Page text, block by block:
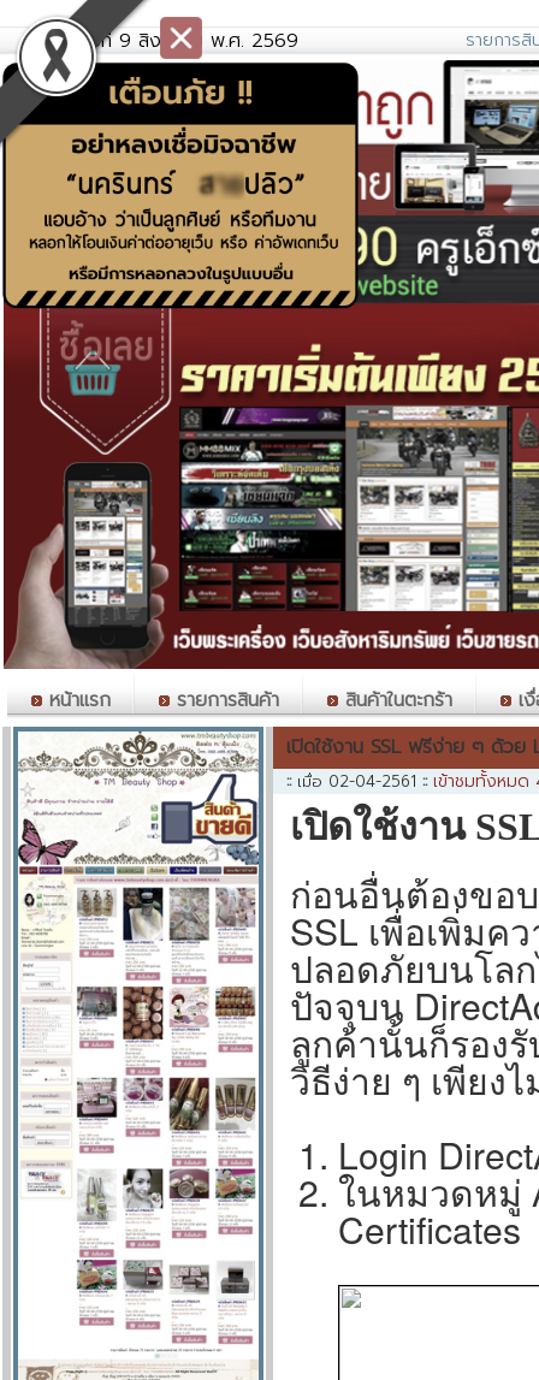
วันอาทิตย์ที่ 9 สิงหาคม พ.ศ. 2569 รายการสิ
หน้าแรก รายการสินค้า สินค้าในตะกร้า เงื่
เปิดใช้งาน SSL ฟรีง่าย ๆ ด้ว
:: เมื่อ 02-04-2561 :: เข้าชมทั้งหม
เปิดใช้งาน
ก่อนอื่นต้องข
SSL เพื่อเพิ่ม
ปลอดภัยบนโล
ปัจจุบน
ลูกค้านั้นก็รองรั
วิธีง่าย ๆ เพียง
Login
ในหมวดหมู่
Certificates